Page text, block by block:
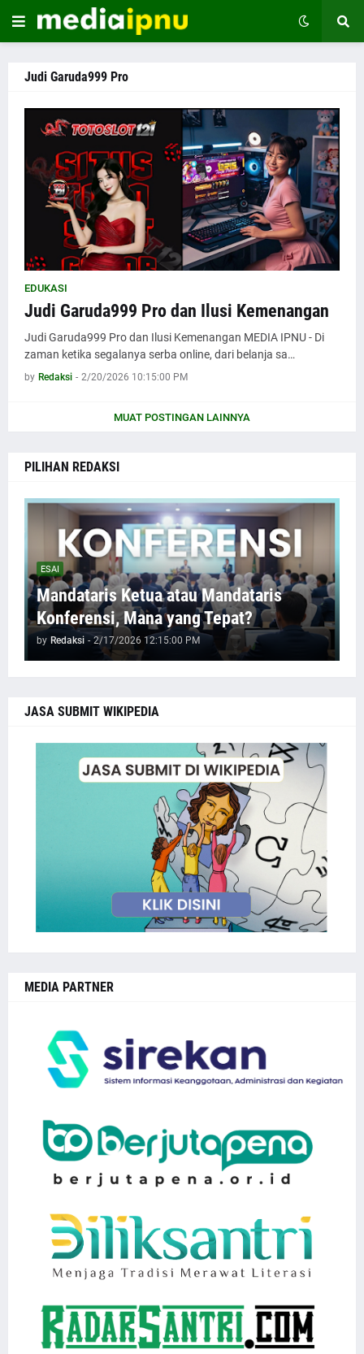
Judi Garuda999 Pro
EDUKASI
Judi Garuda999 Pro dan Ilusi Kemenangan
Judi Garuda999 Pro dan Ilusi Kemenangan MEDIA IPNU - Di
zaman ketika segalanya serba online, dari belanja sa…
by Redaksi - 2/20/2026 10:15:00 PM
MUAT POSTINGAN LAINNYA
PILIHAN REDAKSI
ESAI
Mandataris Ketua atau Mandataris
Konferensi, Mana yang Tepat?
by Redaksi - 2/17/2026 12:15:00 PM
JASA SUBMIT WIKIPEDIA
MEDIA PARTNER